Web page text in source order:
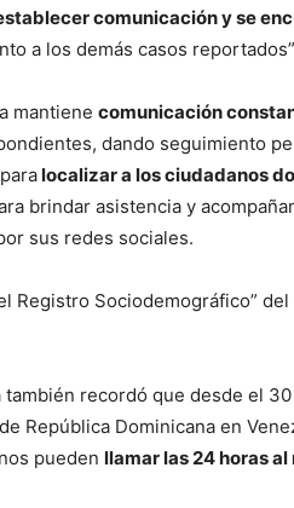
comunicación y se
a los demás casos
mantiene comunicación
dando seguimiento
localizar a los ciudadanos
brindar asistencia y
sus redes sociales.
Registro Sociodemográfico”
también recordó que desde el
República Dominicana en
pueden llamar las 24 horas